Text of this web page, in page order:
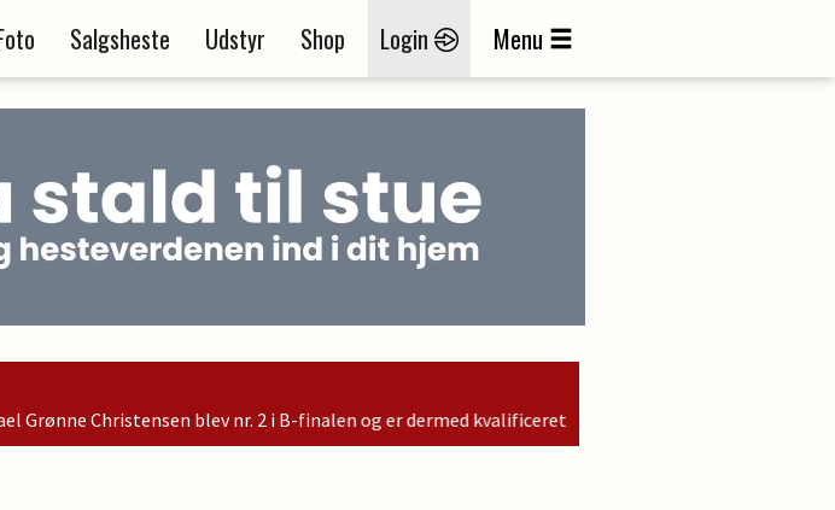
Salgsheste Udstyr Shop Login Menu
blev nr. 2 i B-finalen og er dermed kvalificeret til søndagens finale